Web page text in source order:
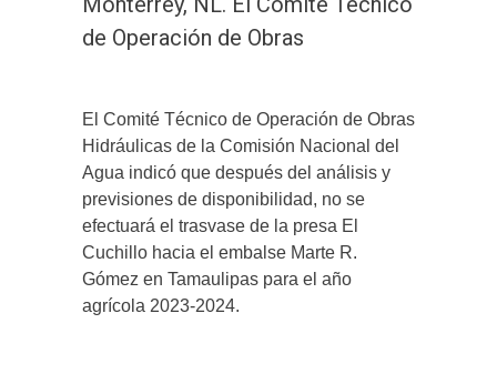
de Operación de Obras
El Comité Técnico de Operación de Obras
Hidráulicas de la Comisión Nacional del
Agua indicó que después del análisis y
previsiones de disponibilidad, no se
efectuará el trasvase de la presa El
Cuchillo hacia el embalse Marte R.
Gómez en Tamaulipas para el año
agrícola 2023-2024.